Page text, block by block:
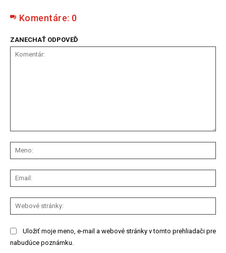
Komentáre: 0
ZANECHAŤ ODPOVEĎ
Uložiť moje meno, e-mail a webové stránky v tomto prehliadači pre
nabudúce poznámku.